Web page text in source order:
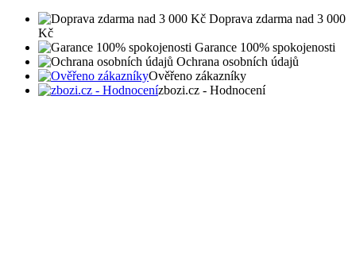
Doprava zdarma nad 3 000
Kč
Garance 100% spokojenosti
Ochrana osobních údajů
Ověřeno zákazníky
zbozi.cz - Hodnocení